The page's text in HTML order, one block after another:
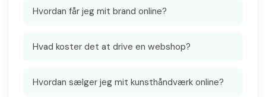
Hvordan får jeg mit brand online?
Hvad koster det at drive en webshop?
Hvordan sælger jeg mit kunsthåndværk online?